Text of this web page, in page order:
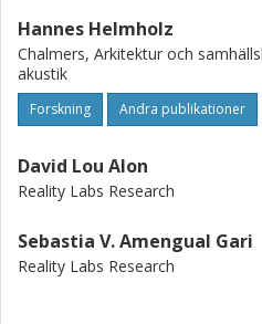
Hannes Helmholz
Chalmers, Arkitektur och
akustik
Forskning Andra publikationer
David Lou Alon
Reality Labs Research
Sebastia V. Amengual Gari
Reality Labs Research